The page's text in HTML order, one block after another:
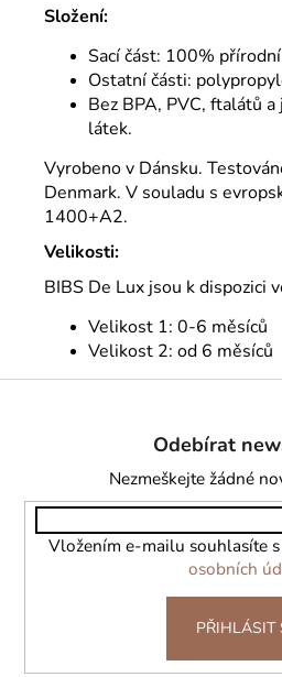
Složení:
Sací část: 100%
Ostatní části:
Bez BPA, PVC, ftalátů
látek.
Vyrobeno v Dánsku.
Denmark. V souladu s
1400+A2.
Velikosti:
BIBS De Lux jsou k dispozici
Velikost 1: 0-6 měsíců
Velikost 2: od 6 měsíců
Odebírat
Nezmeškejte žádné
Vložením e-mailu souhlasíte s
osobních
PŘIHLÁSIT